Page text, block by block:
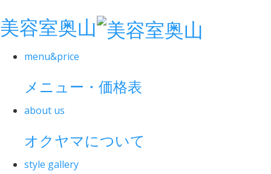
美容室奥山
menu&price
メニュー・価格表
about us
オクヤマについて
style gallery